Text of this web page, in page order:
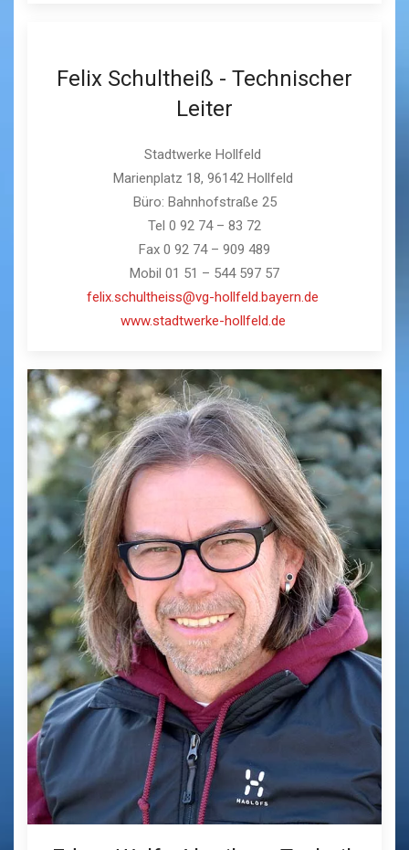
Felix Schultheiß - Technischer
Leiter
Stadtwerke Hollfeld
Marienplatz 18, 96142 Hollfeld
Büro: Bahnhofstraße 25
Tel 0 92 74 – 83 72
Fax 0 92 74 – 909 489
Mobil 01 51 – 544 597 57
felix.schultheiss@vg-hollfeld.bayern.de
www.stadtwerke-hollfeld.de